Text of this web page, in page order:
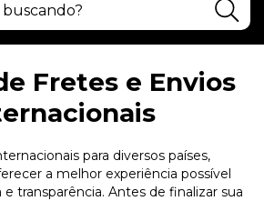
Fretes e Envios
para diversos países,
a melhor experiência possível
transparência. Antes de finalizar sua